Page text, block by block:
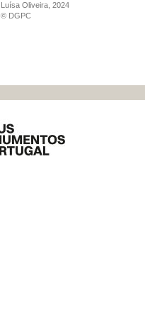
Luísa Oliveira, 2024
© DGPC